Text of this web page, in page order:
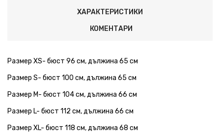
ХАРАКТЕРИСТИКИ
КОМЕНТАРИ
Размер XS- бюст 96 см, дължина 65 см
Размер S- бюст 100 см, дължина 65 см
Размер М- бюст 104 см, дължина 66 см
Размер L- бюст 112 см, дължина 66 см
Размер XL- бюст 118 см, дължина 68 см